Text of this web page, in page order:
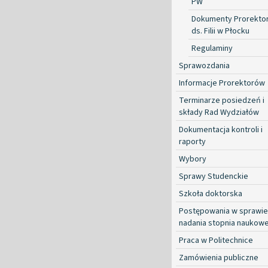
Dokumenty
ds. Filii w Płocku
Regulaminy
Sprawozdania
Informacje Prorektorów
Terminarze posiedzeń i
składy Rad Wydziałów
Dokumentacja kontroli i
raporty
Wybory
Sprawy Studenckie
Szkoła doktorska
Postępowania w sprawie
nadania stopnia
Praca w Politechnice
Zamówienia publiczne